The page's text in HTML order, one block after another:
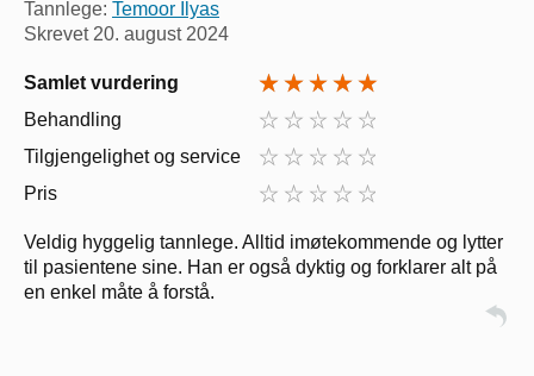
Tannlege: Temoor Ilyas
Skrevet 20. august 2024
Samlet vurdering
Behandling
Tilgjengelighet og service
Pris
Veldig hyggelig tannlege. Alltid imøtekommende og lytter
til pasientene sine. Han er også dyktig og forklarer alt på
en enkel måte å forstå.